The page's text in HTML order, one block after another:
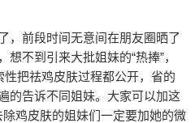
，前段时间无意间在朋友圈晒了
不到引来大批姐妹的“热捧”，
把祛鸡皮肤过程都公开，省的
的告诉不同姐妹。大家可以加这
鸡皮肤的姐妹们一定要加她的微